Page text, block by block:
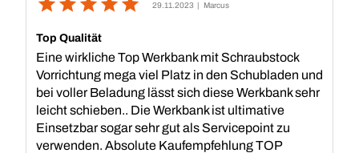
29.11.2023 | Marcus
Top Qualität
Eine wirkliche Top Werkbank mit Schraubstock
Vorrichtung mega viel Platz in den Schubladen und
bei voller Beladung lässt sich diese Werkbank sehr
leicht schieben.. Die Werkbank ist ultimative
Einsetzbar sogar sehr gut als Servicepoint zu
verwenden. Absolute Kaufempfehlung TOP